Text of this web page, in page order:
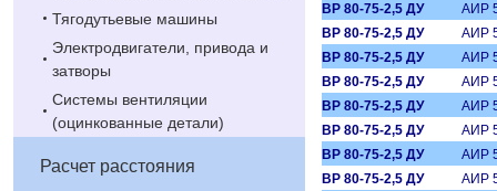
Тягодутьевые машины
Электродвигатели, привода и
затворы
Системы вентиляции
(оцинкованные детали)
Расчет расстояния
ВР 80-75-2,5 ДУ
АИР
ВР 80-75-2,5 ДУ
АИР
ВР 80-75-2,5 ДУ
АИР
ВР 80-75-2,5 ДУ
АИР
ВР 80-75-2,5 ДУ
АИР
ВР 80-75-2,5 ДУ
АИР
ВР 80-75-2,5 ДУ
АИР
ВР 80-75-2,5 ДУ
АИР